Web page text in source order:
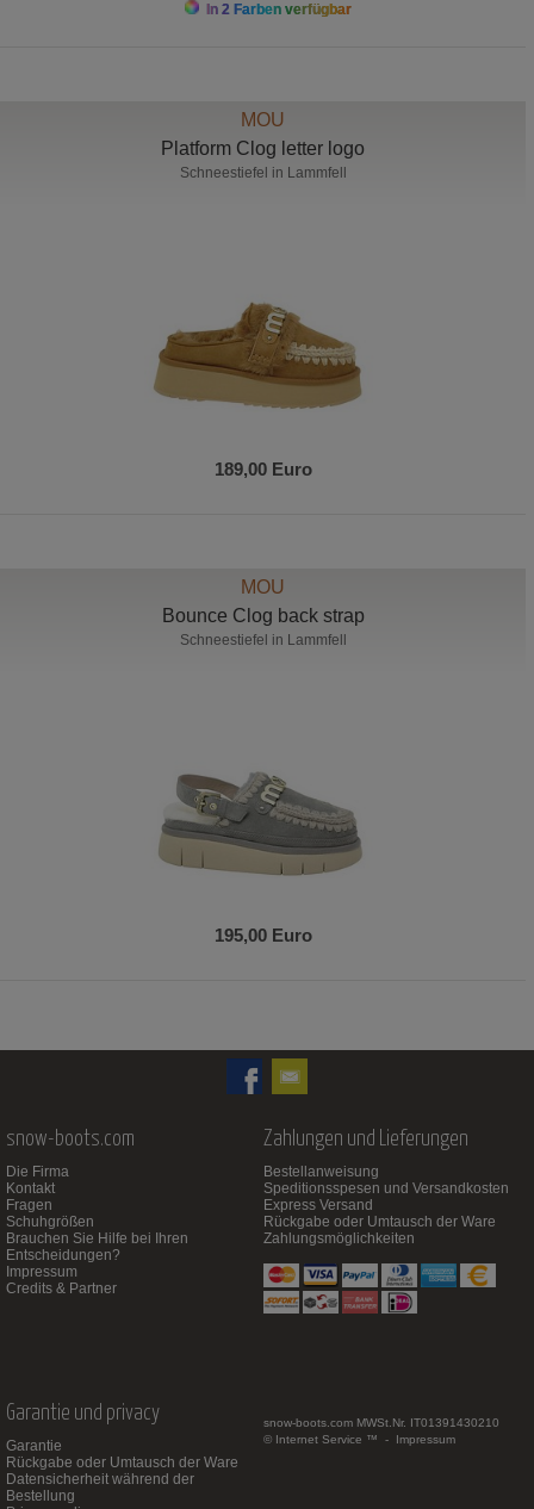
In 2 Farben verfügbar
MOU
Platform Clog letter logo
Schneestiefel in Lammfell
189,00 Euro
MOU
Bounce Clog back strap
Schneestiefel in Lammfell
195,00 Euro
snow-boots.com
Die Firma
Kontakt
Fragen
Schuhgrößen
Brauchen Sie Hilfe bei Ihren
Entscheidungen?
Impressum
Credits & Partner
Zahlungen und Lieferungen
Bestellanweisung
Speditionsspesen und Versandkosten
Express Versand
Rückgabe oder Umtausch der Ware
Zahlungsmöglichkeiten
Garantie und privacy
Garantie
Rückgabe oder Umtausch der Ware
Datensicherheit während der
Bestellung
snow-boots.com MWSt.Nr. IT01391430210
© Internet Service ™ -
Impressum